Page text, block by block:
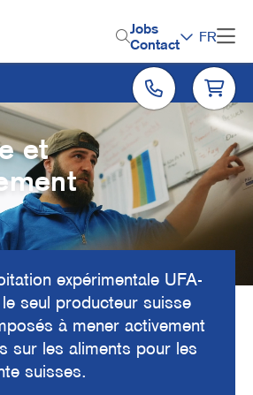
H
e
a
d
e
r
M
e
n
u
Jobs
Contact
FR
expérimentale UFA-
seul producteur suisse
à mener activement
sur les aliments pour les
suisses.
et